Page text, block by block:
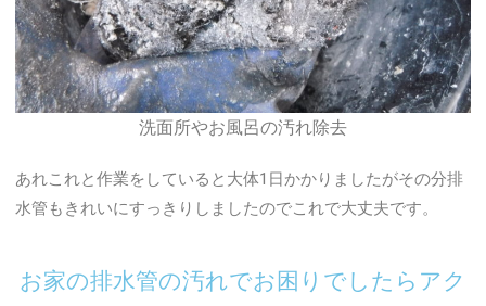
洗面所やお風呂の汚れ除去
あれこれと作業をしていると大体1日かかりましたがその分排
水管もきれいにすっきりしましたのでこれで大丈夫です。
お家の排水管の汚れでお困りでしたらアク